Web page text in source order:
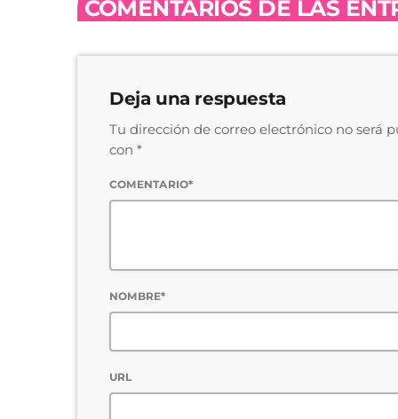
COMENTARIOS DE LAS
Deja una respuesta
Tu dirección de correo electrónico no será
con *
COMENTARIO*
NOMBRE*
URL